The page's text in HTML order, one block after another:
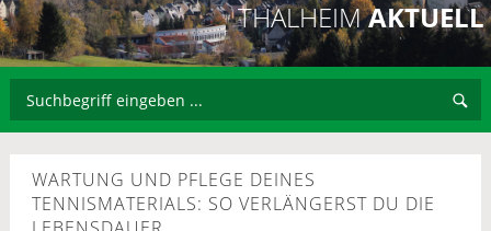
THALHEIMAKTUELL
WARTUNG UND PFLEGE DEINES
TENNISMATERIALS: SO VERLÄNGERST DU DIE